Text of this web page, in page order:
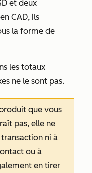
et deux
CAD, ils
la forme de
les totaux
ne le sont pas.
que vous
pas, elle ne
ni à
ou à
en tirer